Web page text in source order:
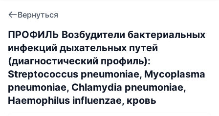
Вернуться
ПРОФИЛЬ Возбудители бактериальных
инфекций дыхательных путей
(диагностический профиль):
Streptococcus pneumoniae, Mycoplasma
pneumoniae, Chlamydia pneumoniae,
Haemophilus influenzae, кровь